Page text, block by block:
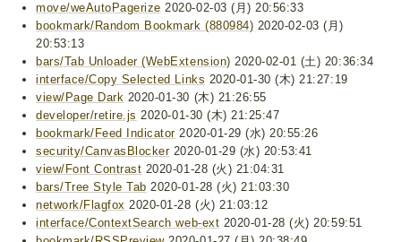
move/weAutoPagerize 2020-02-03 (月) 20:56:33
bookmark/Random Bookmark (880984) 2020-02-03 (月)
20:53:13
bars/Tab Unloader (WebExtension) 2020-02-01 (土) 20:36:34
interface/Copy Selected Links 2020-01-30 (木) 21:27:19
view/Page Dark 2020-01-30 (木) 21:26:55
developer/retire.js 2020-01-30 (木) 21:25:47
bookmark/Feed Indicator2020-01-29 (水) 20:55:26
security/CanvasBlocker2020-01-29 (水) 20:53:41
view/Font Contrast 2020-01-28 (火) 21:04:31
bars/Tree Style Tab 2020-01-28 (火) 21:03:30
network/Flagfox 2020-01-28 (火) 21:03:12
interface/ContextSearch web-ext 2020-01-28 (火) 20:59:51